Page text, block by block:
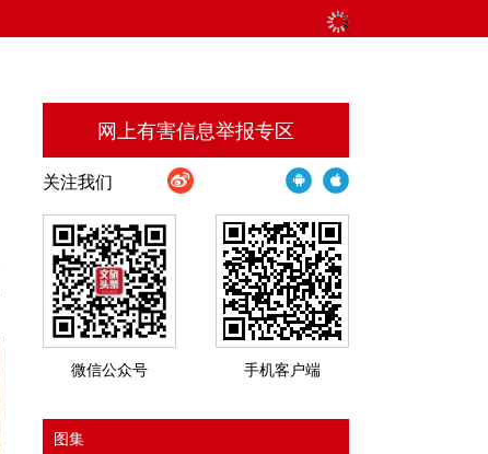
网上有害信息举报专区
关注我们
微信公众号 手机客户端
图集